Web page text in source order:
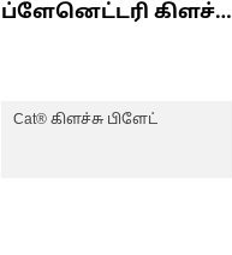
ப்ளேனெட்டரி கிளச்சு
Cat® கிளச்சு பிளேட்